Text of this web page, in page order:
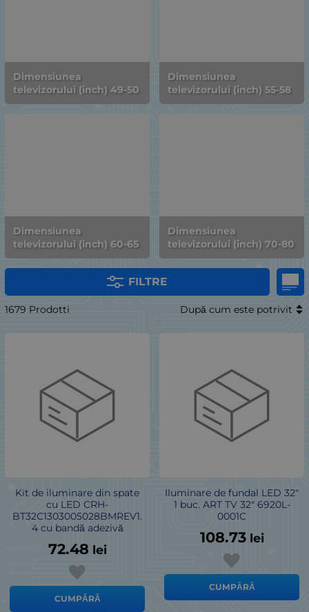
Dimensiunea
televizorului (inch) 49-50
Dimensiunea
televizorului (inch) 55-58
Dimensiunea
televizorului (inch) 60-65
Dimensiunea
televizorului (inch) 70-80
FILTRE
1679 Prodotti După cum este potrivit
Kit de iluminare din spate
cu LED CRH-
BT32C1303005028BMREV1.
4 cu bandă adezivă
72.48 lei
CUMPĂRĂ
Iluminare de fundal LED 32"
1 buc. ART TV 32" 6920L-
0001C
108.73 lei
CUMPĂRĂ